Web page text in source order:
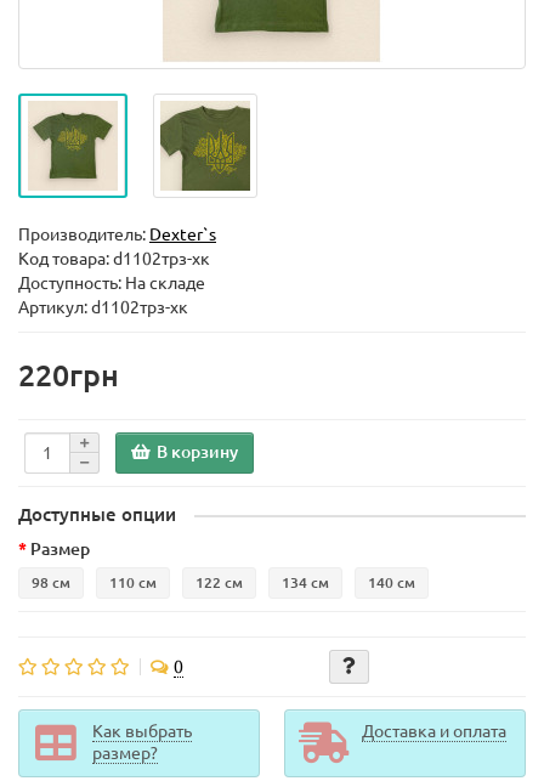
Производитель: Dexter`s
Код товара:d1102трз-хк
Доступность: На складе
Артикул: d1102трз-хк
220грн
В корзину
Доступные опции
Размер
98 см 110 см 122 см 134 см 140 см
0
Как выбрать
размер?
Доставка и оплата